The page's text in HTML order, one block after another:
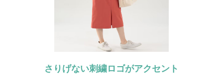
さりげない刺繍ロゴがアクセント